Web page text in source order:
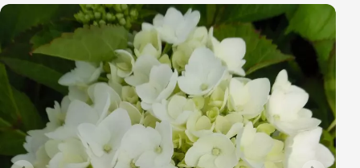
Jehličnany
Vřesovištní rostliny